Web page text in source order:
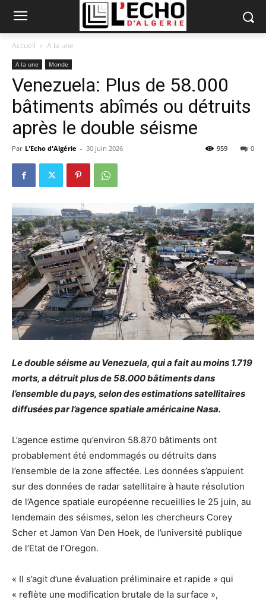
Accueil A la une
A la une Monde
Venezuela: Plus de 58.000
bâtiments abîmés ou détruits
après le double séisme
Par L'Echo d'Algérie - 30 juin 2026 0
959
Le double séisme au Venezuela, qui a fait au moins 1.719
morts, a détruit plus de 58.000 bâtiments dans
l’ensemble du pays, selon des estimations satellitaires
diffusées par l’agence spatiale américaine Nasa.
L’agence estime qu’environ 58.870 bâtiments ont
probablement été endommagés ou détruits dans
l’ensemble de la zone affectée. Les données s’appuient
sur des données de radar satellitaire à haute résolution
de l’Agence spatiale européenne recueillies le 25 juin, au
lendemain des séismes, selon les chercheurs Corey
Scher et Jamon Van Den Hoek, de l’université publique
de l’Etat de l’Oregon.
« Il s’agit d’une évaluation préliminaire et rapide » qui
« reflète une modification brutale de la surface »,